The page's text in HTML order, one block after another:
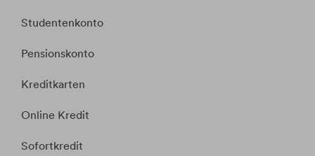
Studentenkonto
Pensionskonto
Kreditkarten
Online Kredit
Sofortkredit